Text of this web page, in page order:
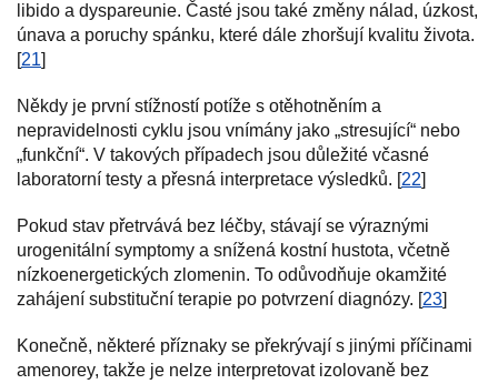
libido a dyspareunie. Časté jsou také změny nálad, úzkost,
únava a poruchy spánku, které dále zhoršují kvalitu života.
[21]
Někdy je první stížností potíže s otěhotněním a
nepravidelnosti cyklu jsou vnímány jako „stresující“ nebo
„funkční“. V takových případech jsou důležité včasné
laboratorní testy a přesná interpretace výsledků. [22]
Pokud stav přetrvává bez léčby, stávají se výraznými
urogenitální symptomy a snížená kostní hustota, včetně
nízkoenergetických zlomenin. To odůvodňuje okamžité
zahájení substituční terapie po potvrzení diagnózy. [23]
Konečně, některé příznaky se překrývají s jinými příčinami
amenorey, takže je nelze interpretovat izolovaně bez